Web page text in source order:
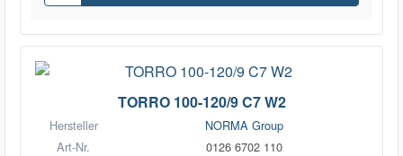
TORRO 100-120/9 C7 W2
Hersteller
NORMA Group
Art-Nr.
0126 6702 110